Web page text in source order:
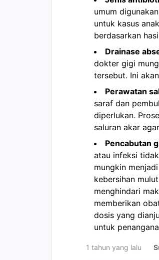
umum
untuk kasus
berdasarkan
Drainase
dokter gigi
tersebut. Ini
Perawatan
saraf dan
diperlukan.
saluran akar
Pencabutan
atau infeksi
mungkin
kebersihan
menghindari
memberikan
dosis yang
untuk
1 tahun yang lalu